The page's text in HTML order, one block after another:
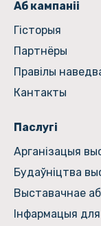
Аб кампаніі
Гiсторыя
Партнёры
Правілы
Кантакты
Паслугі
Арганізацыя
Будаўніцтва
Выставачнае
Інфармацыя